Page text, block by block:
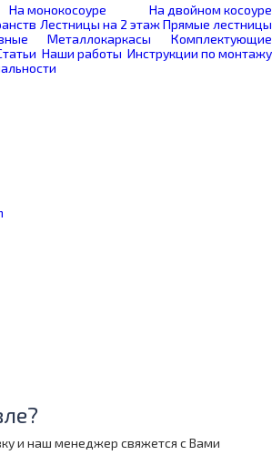
На монокосоуре
На двойном косоуре
Лестницы на 2 этаж Прямые лестницы
Металлокаркасы
Комплектующие
Наши работы Инструкции по монтажу
и наш менеджер свяжется с Вами